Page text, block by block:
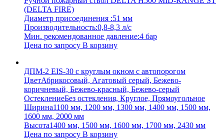
(DELTA FIRE)
Диаметр присоединения :51 мм
Производительность:0,8-8,3 л/с
Мин. рекомендованное давление:4 бар
Цена по запросу В корзину
ДПМ-2 EIS-30 с круглым окном с автопорогом
ЦветАбрикосовый, Агатовый серый, Бежево-
коричневый, Бежево-красный, Бежево-серый
ОстеклениеБез остекления, Круглое, Прямоугольное
Ширина1100 мм, 1200 мм, 1300 мм, 1400 мм, 1500 мм,
1600 мм, 2000 мм
Высота1400 мм, 1500 мм, 1600 мм, 1700 мм, 2430 мм
Цена по запросу В корзину